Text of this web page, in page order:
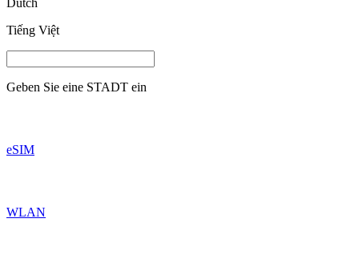
Dutch
Tiếng Việt
Geben Sie eine STADT ein
eSIM
WLAN